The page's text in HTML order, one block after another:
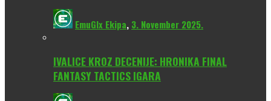
EmuGlx Ekipa, 3. November 2025.
IVALICE KROZ DECENIJE: HRONIKA FINAL
FANTASY TACTICS IGARA